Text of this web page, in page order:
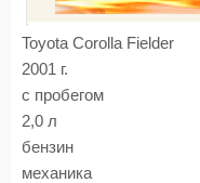
Toyota Corolla Fielder
2001 г.
с пробегом
2,0 л
бензин
механика